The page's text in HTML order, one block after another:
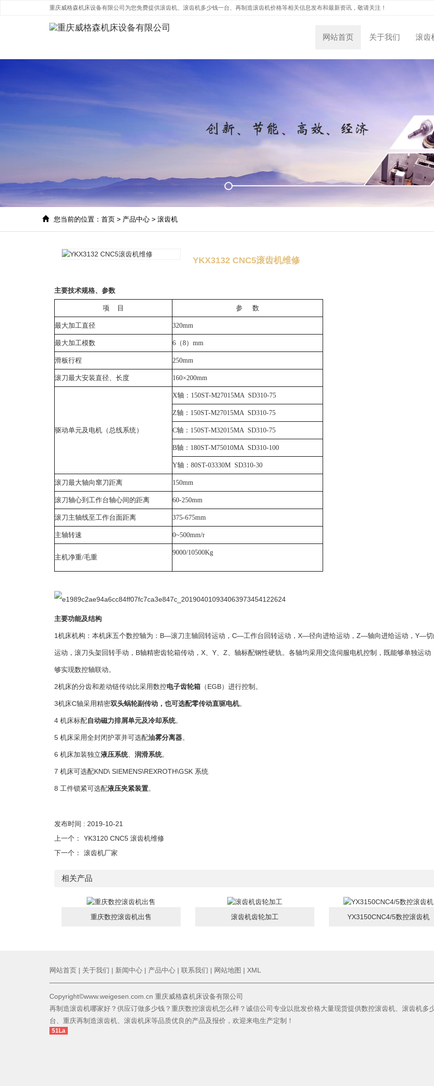
重庆威格森机床设备有限公司为您免费提供滚齿机、滚齿机多少钱一台、再制造滚齿机价格等相关信息发布和最新资讯，敬请关注！
网站首页 关于我们 滚齿
您当前的位置： 首页 > 产品中心 > 滚齿机
YKX3132 CNC5滚齿机维修
主要技术规格、参数
项 目 参 数
最大加工直径 320mm
最大加工模数 6 （8） mm
滑板行程 250mm
滚刀最大安装直径、长度 160×200mm
驱动单元及电机（总线系统）
X轴： 150ST-M27015MA SD310-75
Z轴： 150ST-M27015MA SD310-75
C轴： 150ST-M32015MA SD310-75
B轴： 180ST-M75010MA SD310-100
Y轴： 80ST-03330M SD310-30
滚刀最大轴向窜刀距离 150mm
滚刀轴心到工作台轴心间的距离 60-250mm
滚刀主轴线至工作台面距离 375-675mm
主轴转速 0~500mm/r
主机净重/毛重
9000/10500Kg
主要功能及结构
1机床机构：本机床五个数控轴为： B—滚刀主轴回转运动， C—工作台回转运动， X—径向进给运动， Z—轴向进给运动， Y—切
运动，滚刀头架回转手动， B轴精密齿轮箱传动， X Y Z 、轴标配钢性硬轨。各轴均采用交流伺服电机控制，既能够单独运动
够实现数控轴联动。
2机床的分齿和差动链传动比采用数控电子齿轮箱 （EGB）进行控制。
3机床C轴采用精密双头蜗轮副传动，也可选配零传动直驱电机。
4 机床标配自动磁力排屑单元及冷却系统。
5 机床采用全封闭护罩并可选配油雾分离器。
6 机床加装独立液压系统、 润滑系统。
7 机床可选配KND\ SIEMENS\REXROTH\GSK 系统
8 工件锁紧可选配液压夹紧装置。
发布时间 : 2019-10-21
上一个：
YK3120 CNC5 滚齿机维修
下一个：
滚齿机厂家
相关产品
重庆数控滚齿机出售 滚齿机齿轮加工 YX3150CNC4/5数控滚齿机
网站首页 | 关于我们 | 新闻中心 | 产品中心 | 联系我们 | 网站地图 | XML
Copyright©www.weigesen.com.cn 重庆威格森机床设备有限公司
再制造滚齿机哪家好？供应订做多少钱？重庆数控滚齿机怎么样？诚信公司专业以批发价格大量现货提供数控滚齿机、滚齿机多
台、重庆再制造滚齿机、滚齿机床等品质优良的产品及报价，欢迎来电生产定制！
51La